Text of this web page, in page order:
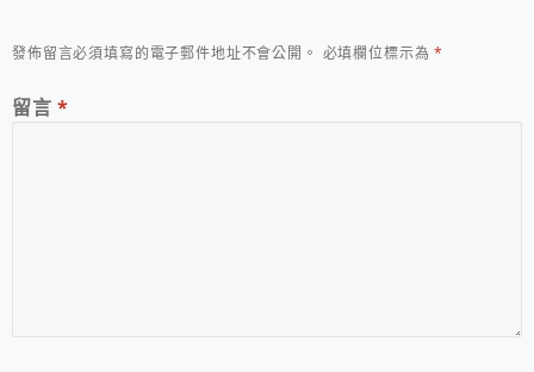
發佈留言必須填寫的電子郵件地址不會公開。 必填欄位標示為*
留言 *